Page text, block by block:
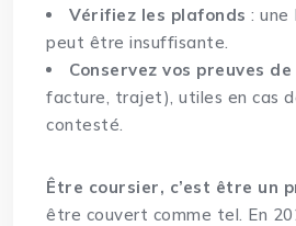
Vérifiez les plafonds : une
peut être insuffisante.
Conservez vos preuves
facture, trajet), utiles en cas
contesté.
Être coursier, c’est être un
être couvert comme tel. En